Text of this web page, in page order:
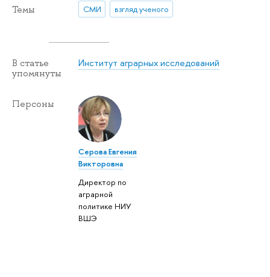
Темы СМИ взгляд ученого
В статье
упомянуты
Институт аграрных исследований
Персоны
Серова Евгения
Викторовна
Директор по
аграрной
политике НИУ
ВШЭ